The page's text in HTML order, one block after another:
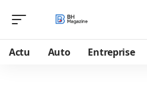
Actu Auto Entreprise